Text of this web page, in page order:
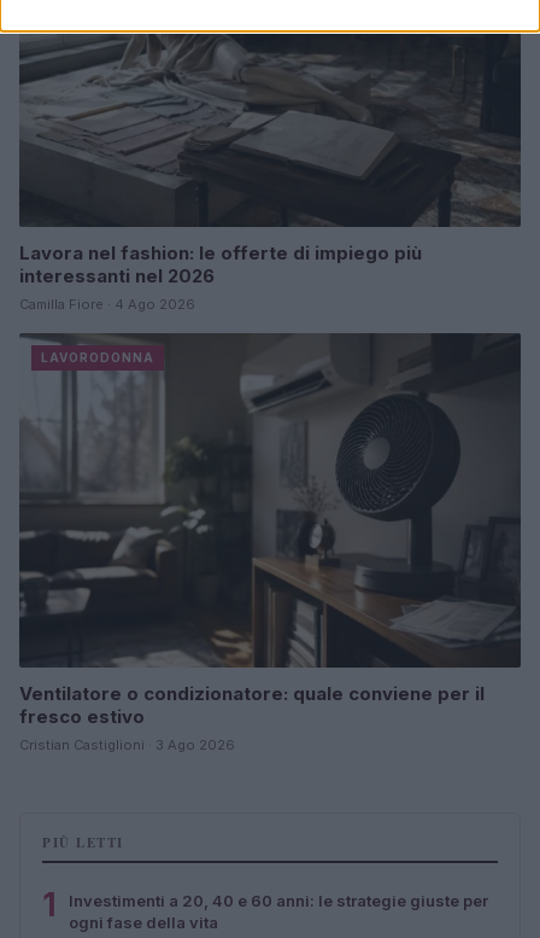
Lavora nel fashion: le offerte di impiego più
interessanti nel 2026
Camilla Fiore · 4 Ago 2026
LAVORODONNA
Ventilatore o condizionatore: quale conviene per il
fresco estivo
Cristian Castiglioni · 3 Ago 2026
PIÙ LETTI
1
Investimenti a 20, 40 e 60 anni: le strategie giuste per
ogni fase della vita